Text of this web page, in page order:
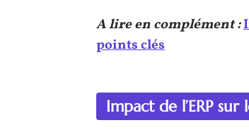
A lire en complément :
points clés
Impact de l’ERP